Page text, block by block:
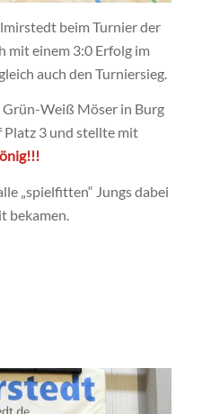
beim Turnier der
mit einem 3:0 Erfolg im
auch den Turniersieg.
Weiß Möser in Burg
Platz 3 und stellte mit
„spielfitten“ Jungs dabei
bekamen.